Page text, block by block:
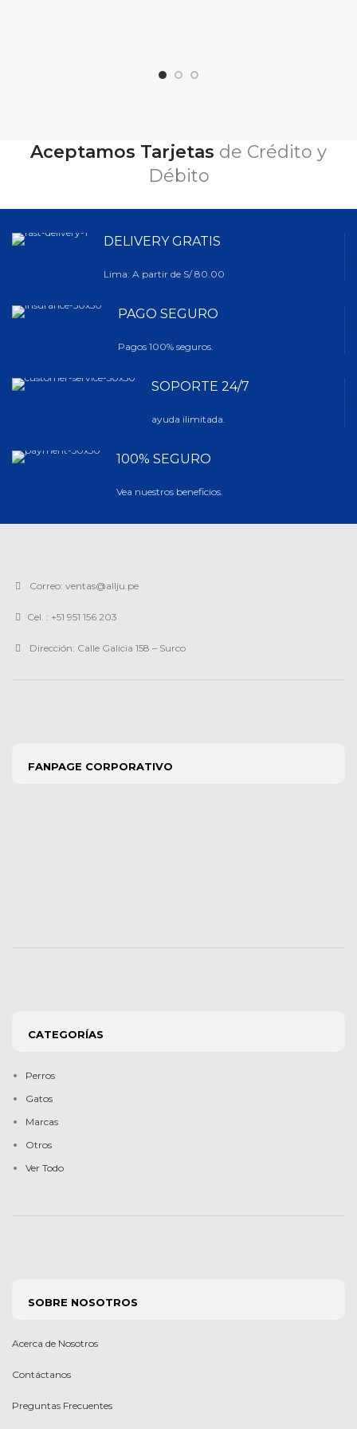
Aceptamos Tarjetas de Crédito y
Débito
DELIVERY GRATIS
Lima: A partir de S/ 80.00
PAGO SEGURO
Pagos 100% seguros.
SOPORTE 24/7
ayuda ilimitada.
100% SEGURO
Vea nuestros beneficios.
Correo: ventas@allju.pe
Cel. : +51 951 156 203
Dirección: Calle Galicia 158 – Surco
FANPAGE CORPORATIVO
CATEGORÍAS
Perros
Gatos
Marcas
Otros
Ver Todo
SOBRE NOSOTROS
Acerca de Nosotros
Contáctanos
Preguntas Frecuentes